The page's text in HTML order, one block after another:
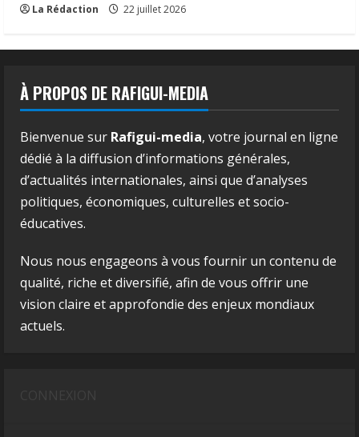
La Rédaction 22 juillet 2026
À PROPOS DE RAFIGUI-MEDIA
Bienvenue sur Rafigui-media, votre journal en ligne
dédié à la diffusion d’informations générales,
d’actualités internationales, ainsi que d’analyses
politiques, économiques, culturelles et socio-
éducatives.
Nous nous engageons à vous fournir un contenu de
qualité, riche et diversifié, afin de vous offrir une
vision claire et approfondie des enjeux mondiaux
actuels.